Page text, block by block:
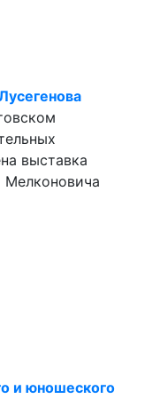
выставка
Мелконовича
и юношеского